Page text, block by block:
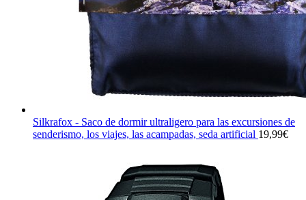
Silkrafox - Saco de dormir ultraligero para las excursiones de
senderismo, los viajes, las acampadas, seda artificial 19,99€